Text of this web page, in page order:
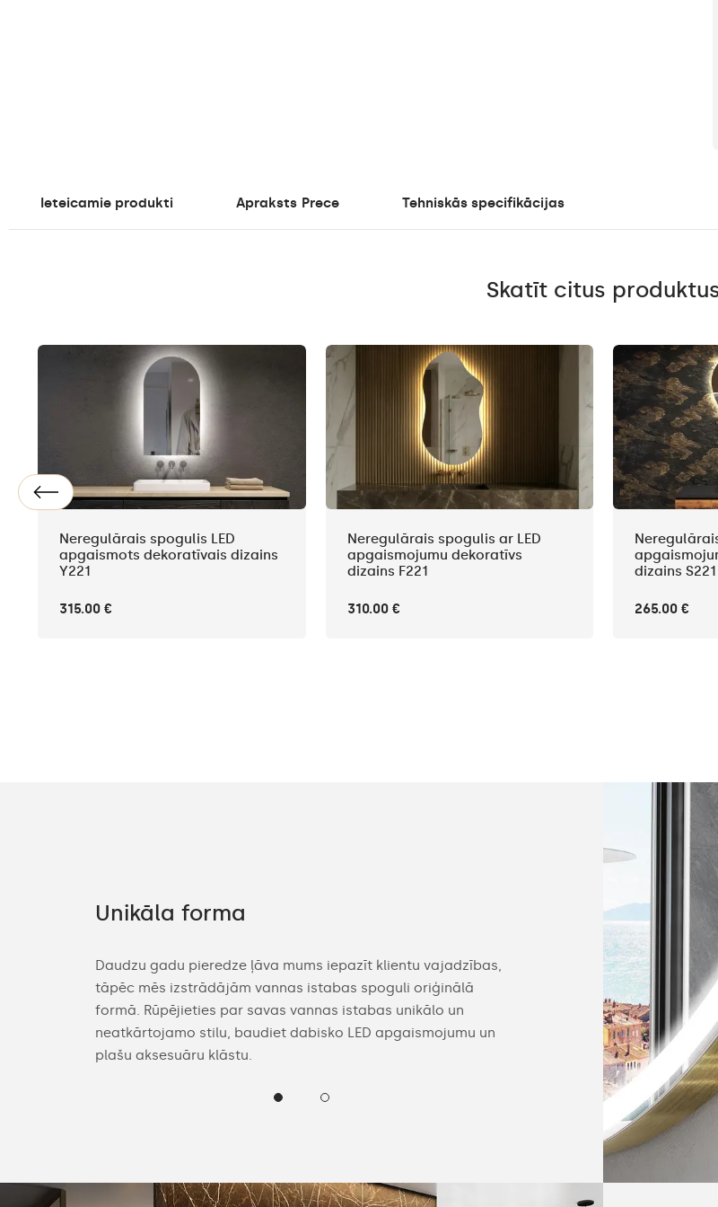
Ieteicamie produkti Apraksts Prece Tehniskās specifikācijas
Skatīt citus
Neregulārais spogulis LED
apgaismots dekoratīvais dizains
Y221
315.00 €
Neregulārais spogulis ar LED
apgaismojumu dekoratīvs
dizains F221
310.00 €
dizains S221
265.00 €
Unikāla forma
Daudzu gadu pieredze ļāva mums iepazīt klientu vajadzības,
tāpēc mēs izstrādājām vannas istabas spoguli oriģinālā
formā. Rūpējieties par savas vannas istabas unikālo un
neatkārtojamo stilu, baudiet dabisko LED apgaismojumu un
plašu aksesuāru klāstu.
Konfigurējams
Mūsu spoguli var aprīkot ar
varat atrast noderīgas ierīces,
slēdžus, iebūvētas Bluetooth
vai sildmatraci.Sīkāku
skatiet zemāk.